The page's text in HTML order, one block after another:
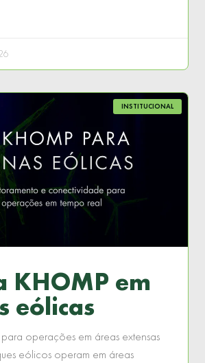
INSTITUCIONAL
KHOMP em
eólicas
operações em áreas extensas
eólicos operam em áreas